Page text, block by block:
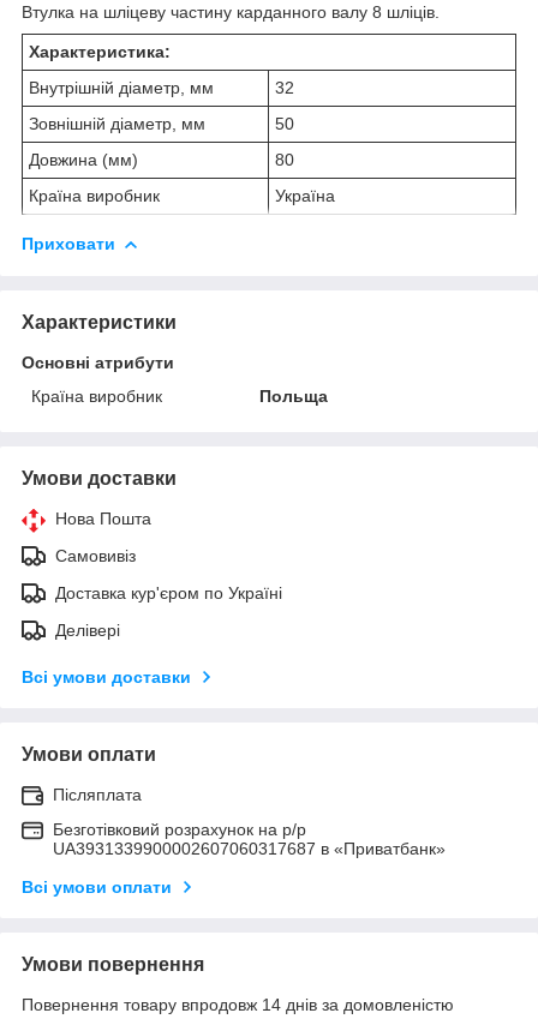
Втулка на шліцеву частину карданного валу 8 шліців.
Характеристика:
Внутрішній діаметр, мм
32
Зовнішній діаметр, мм
50
Довжина (мм)
80
Країна виробник
Україна
Приховати
Характеристики
Основні атрибути
Країна виробник
Польща
Умови доставки
Нова Пошта
Самовивіз
Доставка кур'єром по Україні
Делівері
Всі умови доставки
Умови оплати
Післяплата
Безготівковий розрахунок на р/р
UA3931339900002607060317687 в «Приватбанк»
Всі умови оплати
Умови повернення
Повернення товару впродовж 14 днів за домовленістю